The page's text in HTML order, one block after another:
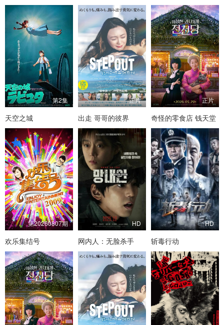
第2集
天空之城
正片
出走 哥哥的彼界
正片
奇怪的零食店 钱天堂
第20260807期
欢乐集结号
HD
网内人：无脸杀手
HD
斩毒行动